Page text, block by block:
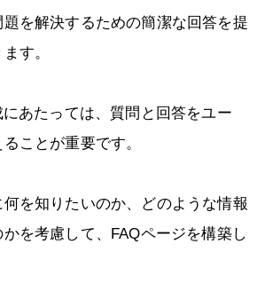
を解決するための簡潔な回答を提
す。
にあたっては、質問と回答をユー
ことが重要です。
を知りたいのか、どのような情報
を考慮して、FAQページを構築し